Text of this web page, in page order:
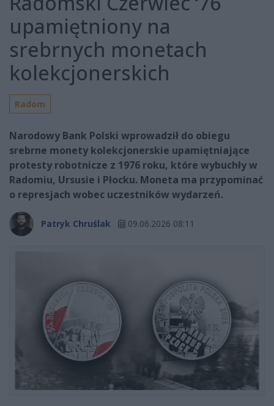
upamiętniony na
srebrnych monetach
kolekcjonerskich
Radom
Narodowy Bank Polski wprowadził do obiegu
srebrne monety kolekcjonerskie upamiętniające
protesty robotnicze z 1976 roku, które wybuchły w
Radomiu, Ursusie i Płocku. Moneta ma przypominać
o represjach wobec uczestników wydarzeń.
Patryk Chruślak 09.06.2026 08:11